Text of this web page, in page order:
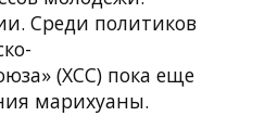
Среди политиков
(ХСС) пока еще
марихуаны.